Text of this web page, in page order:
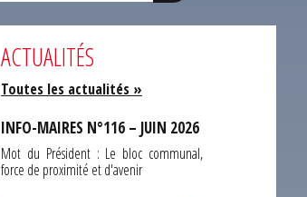
ACTUALITÉS
Toutes les actualités »
INFO-MAIRES N°116 – JUIN 2026
Mot du Président : Le bloc communal,
force de proximité et d'avenir